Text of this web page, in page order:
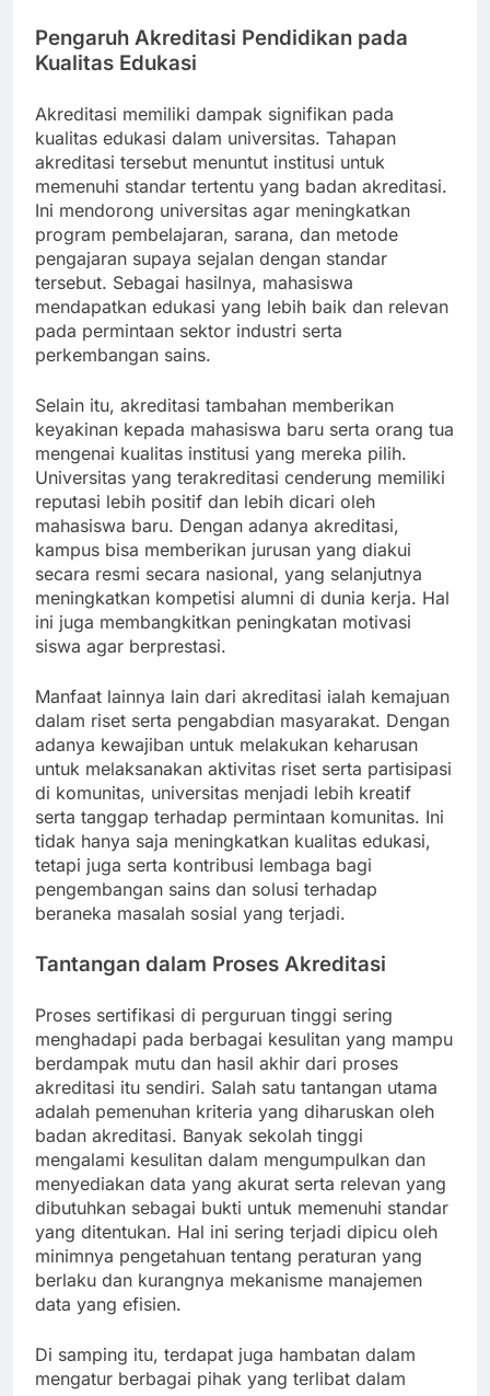
Pengaruh Akreditasi Pendidikan pada
Kualitas Edukasi
Akreditasi memiliki dampak signifikan pada
kualitas edukasi dalam universitas. Tahapan
akreditasi tersebut menuntut institusi untuk
memenuhi standar tertentu yang badan akreditasi.
Ini mendorong universitas agar meningkatkan
program pembelajaran, sarana, dan metode
pengajaran supaya sejalan dengan standar
tersebut. Sebagai hasilnya, mahasiswa
mendapatkan edukasi yang lebih baik dan relevan
pada permintaan sektor industri serta
perkembangan sains.
Selain itu, akreditasi tambahan memberikan
keyakinan kepada mahasiswa baru serta orang tua
mengenai kualitas institusi yang mereka pilih.
Universitas yang terakreditasi cenderung memiliki
reputasi lebih positif dan lebih dicari oleh
mahasiswa baru. Dengan adanya akreditasi,
kampus bisa memberikan jurusan yang diakui
secara resmi secara nasional, yang selanjutnya
meningkatkan kompetisi alumni di dunia kerja. Hal
ini juga membangkitkan peningkatan motivasi
siswa agar berprestasi.
Manfaat lainnya lain dari akreditasi ialah kemajuan
dalam riset serta pengabdian masyarakat. Dengan
adanya kewajiban untuk melakukan keharusan
untuk melaksanakan aktivitas riset serta partisipasi
di komunitas, universitas menjadi lebih kreatif
serta tanggap terhadap permintaan komunitas. Ini
tidak hanya saja meningkatkan kualitas edukasi,
tetapi juga serta kontribusi lembaga bagi
pengembangan sains dan solusi terhadap
beraneka masalah sosial yang terjadi.
Tantangan dalam Proses Akreditasi
Proses sertifikasi di perguruan tinggi sering
menghadapi pada berbagai kesulitan yang mampu
berdampak mutu dan hasil akhir dari proses
akreditasi itu sendiri. Salah satu tantangan utama
adalah pemenuhan kriteria yang diharuskan oleh
badan akreditasi. Banyak sekolah tinggi
mengalami kesulitan dalam mengumpulkan dan
menyediakan data yang akurat serta relevan yang
dibutuhkan sebagai bukti untuk memenuhi standar
yang ditentukan. Hal ini sering terjadi dipicu oleh
minimnya pengetahuan tentang peraturan yang
berlaku dan kurangnya mekanisme manajemen
data yang efisien.
Di samping itu, terdapat juga hambatan dalam
mengatur berbagai pihak yang terlibat dalam